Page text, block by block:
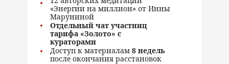
Отдельный чат участниц
тарифа «Золото» с
кураторами
Доступ к материалам 8 недель
после окончания расстановок
«Энергии на миллион» от Инны
Маруниной